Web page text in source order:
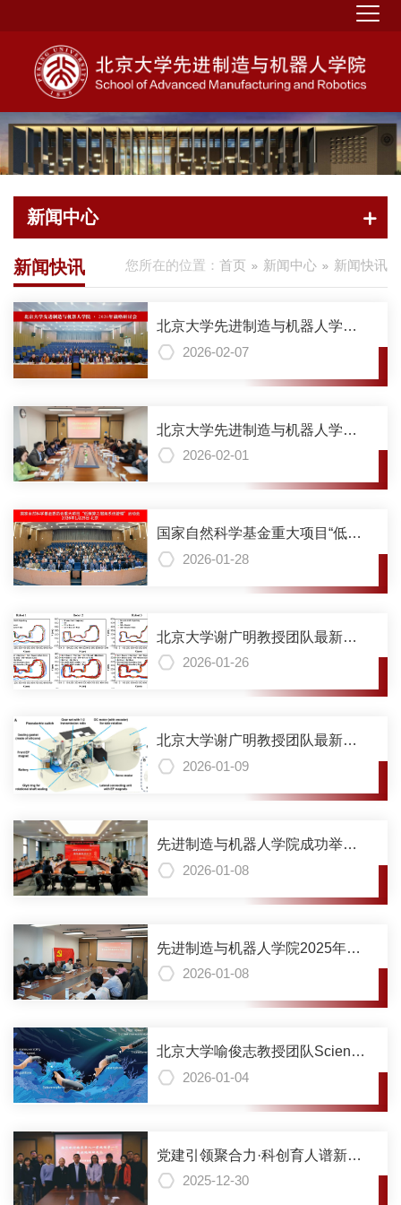
新闻中心
您所在的位置： 首页 新闻中心 新闻快讯
新闻快讯
北京大学先进制造与机器人学院
2026年战略研讨会顺利召开
2026-02-07
北京大学先进制造与机器人学院
召开2025年度中层领导班子民主
2026-02-01
国家自然科学基金重大项目“低碳
算力服务系统管理”启动会顺利召
2026-01-28
北京大学谢广明教授团队最新
IJRR研究成果：在黑暗浑浊水
2026-01-26
北京大学谢广明教授团队最新
《Science Advances》研究成
2026-01-09
先进制造与机器人学院成功举办
青年教师座谈会
2026-01-08
先进制造与机器人学院2025年度
党支部书记述职评议考核会顺利
2026-01-08
北京大学喻俊志教授团队Science
子刊《Science Advances》：多
2026-01-04
党建引领聚合力·科创育人谱新篇
——北京市八一学校赴北京大学
2025-12-30